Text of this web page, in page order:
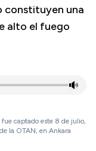
constituyen una
alto el fuego
captado este 8 de julio,
la OTAN, en Ankara